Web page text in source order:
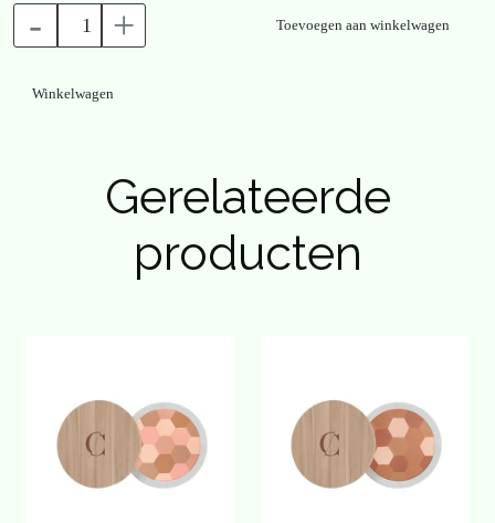
- + Toevoegen aan winkelwagen
Winkelwagen
Gerelateerde
producten